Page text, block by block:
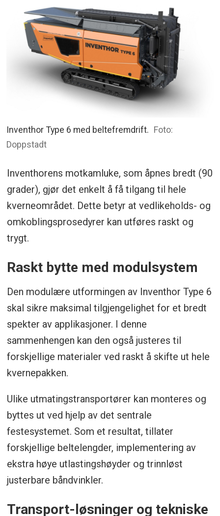
Inventhor Type 6 med beltefremdrift. Foto:
Doppstadt
Inventhorens motkamluke, som åpnes bredt (90
grader), gjør det enkelt å få tilgang til hele
kverneområdet. Dette betyr at vedlikeholds- og
omkoblingsprosedyrer kan utføres raskt og
trygt.
Raskt bytte med modulsystem
Den modulære utformingen av Inventhor Type 6
skal sikre maksimal tilgjengelighet for et bredt
spekter av applikasjoner. I denne
sammenhengen kan den også justeres til
forskjellige materialer ved raskt å skifte ut hele
kvernepakken.
Ulike utmatingstransportører kan monteres og
byttes ut ved hjelp av det sentrale
festesystemet. Som et resultat, tillater
forskjellige beltelengder, implementering av
ekstra høye utlastingshøyder og trinnløst
justerbare båndvinkler.
Transport-løsninger og tekniske